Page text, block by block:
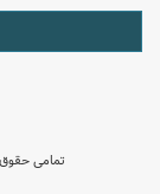
تمامی